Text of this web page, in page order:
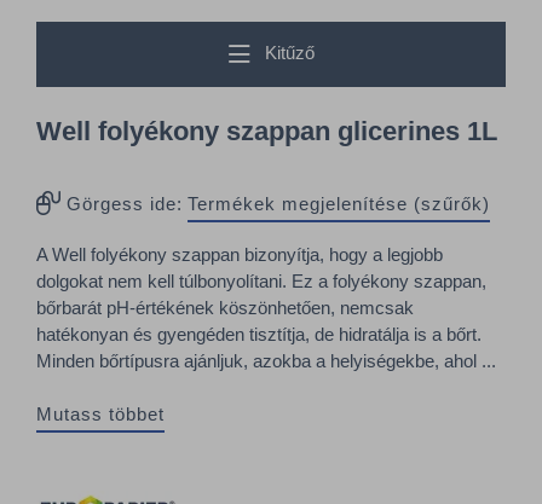
Kitűző
Well folyékony szappan glicerines 1L
Görgess ide: Termékek megjelenítése (szűrők)
A Well folyékony szappan bizonyítja, hogy a legjobb
dolgokat nem kell túlbonyolítani. Ez a folyékony szappan,
bőrbarát pH-értékének köszönhetően, nemcsak
hatékonyan és gyengéden tisztítja, de hidratálja is a bőrt.
Minden bőrtípusra ajánljuk, azokba a helyiségekbe, ahol ...
Mutass többet